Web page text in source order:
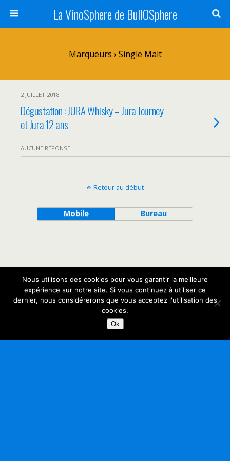
La VinoSphere de BullOSphere
Marqueurs › Single Malt
2 JUILLET 2018
Dégustation : JURA Whisky – Jura Journey
et Jura 12 ans
AUCUNE RÉPONSE
Retour au début
Mobile Bureau
Nous utilisons des cookies pour vous garantir la meilleure
expérience sur notre site. Si vous continuez à utiliser ce
dernier, nous considérerons que vous acceptez l'utilisation des
cookies.
Ok